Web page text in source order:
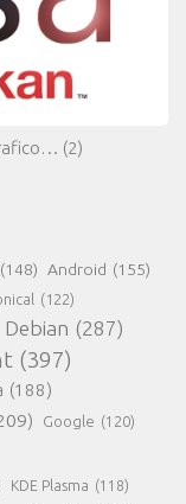
(2)
(148) Android (155)
(122)
Debian (287)
(397)
(188)
Google (120)
KDE Plasma (118)